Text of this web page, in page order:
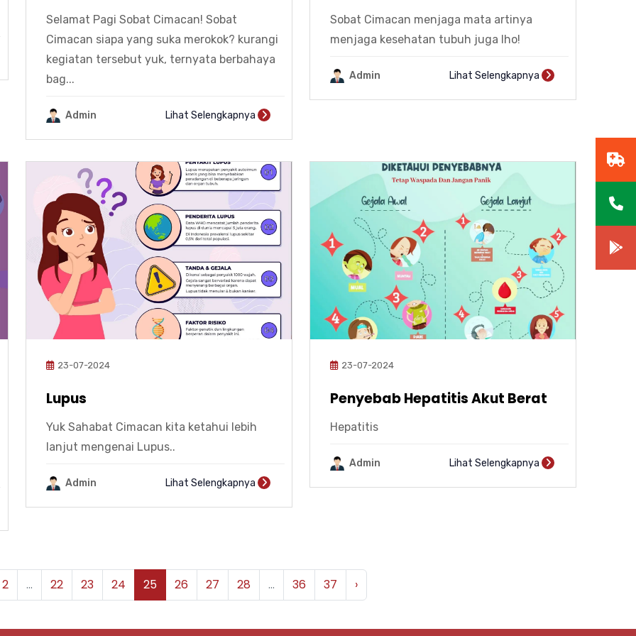
Selamat Pagi Sobat Cimacan! Sobat
Cimacan siapa yang suka merokok? kurangi
kegiatan tersebut yuk, ternyata berbahaya
bag...
Admin Lihat Selengkapnya
Sobat Cimacan menjaga mata artinya
menjaga kesehatan tubuh juga lho!
Admin Lihat Selengkapnya
23-07-2024
Lupus
Yuk Sahabat Cimacan kita ketahui lebih
lanjut mengenai Lupus..
Admin Lihat Selengkapnya
23-07-2024
Penyebab Hepatitis Akut Berat
Hepatitis
Admin Lihat Selengkapnya
2 ... 22 23 24 25 26 27 28 ... 36 37 ›